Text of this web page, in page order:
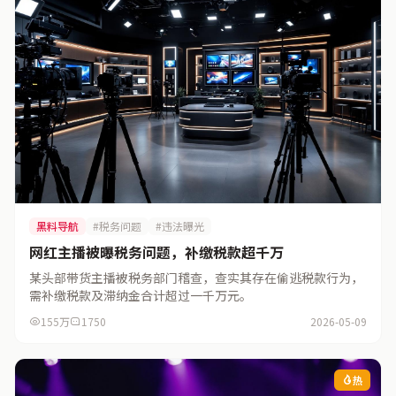
黑料导航 #税务问题 #违法曝光
网红主播被曝税务问题，补缴税款超千万
某头部带货主播被税务部门稽查，查实其存在偷逃税款行为，
需补缴税款及滞纳金合计超过一千万元。
155万 1750 2026-05-09
热